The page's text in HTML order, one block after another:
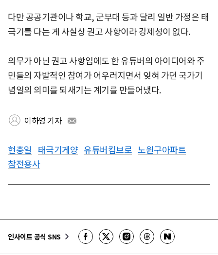
다만 공공기관이나 학교, 군부대 등과 달리 일반 가정은 태
극기를 다는 게 사실상 권고 사항이라 강제성이 없다.
의무가 아닌 권고 사항임에도 한 유튜버의 아이디어와 주
민들의 자발적인 참여가 어우러지면서 잊혀 가던 국가기
념일의 의미를 되새기는 계기를 만들어냈다.
이하영 기자
현충일 태극기게양 유튜버킴브로 노원구아파트
참전용사
인사이트 공식 SNS